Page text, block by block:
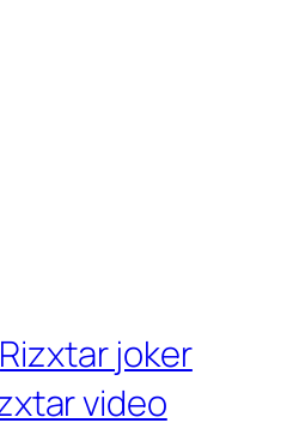
Rizxtar joker
video